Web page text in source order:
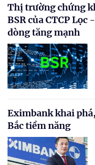
Thị trường chứng
BSR của CTCP
dòng tăng mạnh
Eximbank khai
Bắc tiềm năng